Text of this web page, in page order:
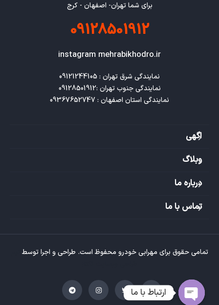
برای شما تهران- اصفهان - کرج
09128501912
instagram mehrabikhodro.ir
نمایندگی استان اصفهان : 09367652747
اگهی
وبلاگ
درباره ما
تماس با ما
تمامی حقوق برای مهرابی خودرو محفوظ است. طراحی و اجرا توسط
ارتباط با ما